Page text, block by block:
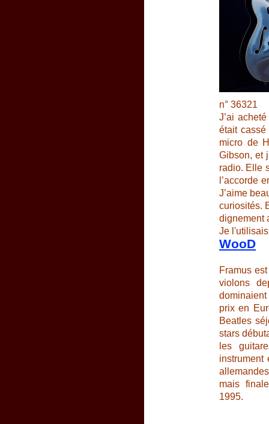
n° 36321
J’ai
était
micro de
Gibson, et
radio. Elle
l’accorde
J’aime
curiosités.
dignement
Je
WooD
Framus
violons
prix en
Beatles
stars
les
instrument
mais
1995.